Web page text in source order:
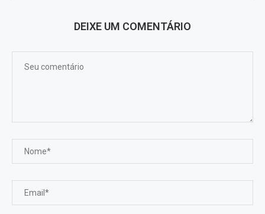
DEIXE UM COMENTÁRIO